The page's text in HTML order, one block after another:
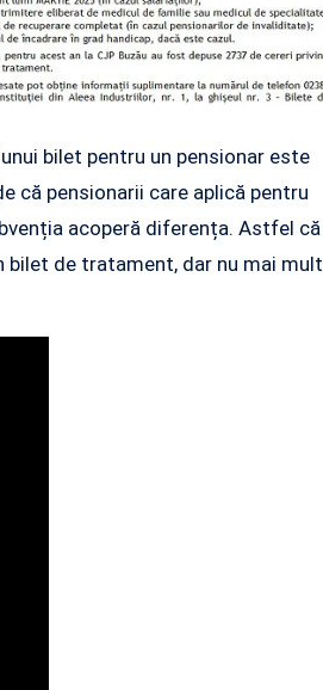
bilet pentru un pensionar este
că pensionarii care aplică pentru
acoperă diferența. Astfel că
bilet de tratament, dar nu mai mult